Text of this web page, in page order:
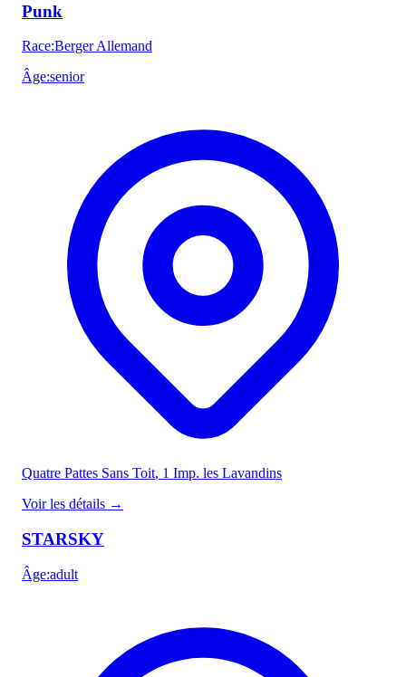
Punk
Race:Berger Allemand
Âge:senior
Quatre Pattes Sans Toit, 1 Imp. les Lavandins
Voir les détails →
STARSKY
Âge:adult